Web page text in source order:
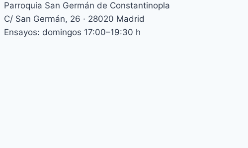
Parroquia San Germán de Constantinopla
C/ San Germán, 26 · 28020 Madrid
Ensayos: domingos 17:00–19:30 h